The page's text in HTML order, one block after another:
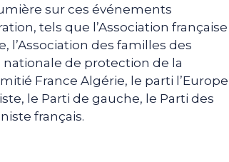
sur ces événements
tels que l’Association française
l’Association des familles des
nationale de protection de la
France Algérie, le parti l’Europe
le Parti de gauche, le Parti des
français.